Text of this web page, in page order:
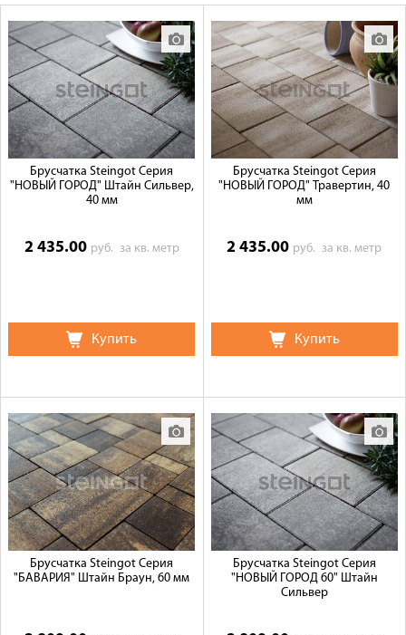
Брусчатка Steingot Серия
"НОВЫЙ ГОРОД" Штайн Сильвер,
40 мм
2 435.00 руб. за кв. метр
Купить
Брусчатка Steingot Серия
"НОВЫЙ ГОРОД" Травертин, 40
мм
2 435.00 руб.за кв. метр
Купить
Брусчатка Steingot Серия
"БАВАРИЯ" Штайн Браун, 60 мм
Брусчатка Steingot Серия
"НОВЫЙ ГОРОД 60" Штайн
Сильвер